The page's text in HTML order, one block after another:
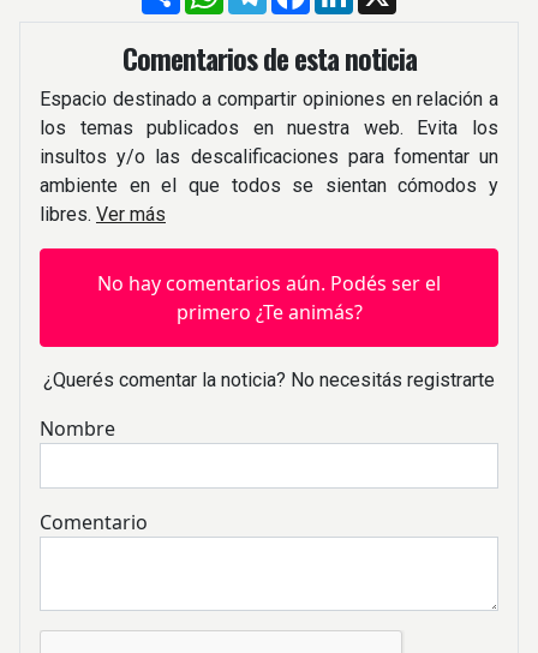
Comentarios de esta noticia
Espacio destinado a compartir opiniones en relación a
los temas publicados en nuestra web. Evita los
insultos y/o las descalificaciones para fomentar un
ambiente en el que todos se sientan cómodos y
libres. Ver más
No hay comentarios aún. Podés ser el
primero ¿Te animás?
¿Querés comentar la noticia? No necesitás registrarte
Nombre
Comentario